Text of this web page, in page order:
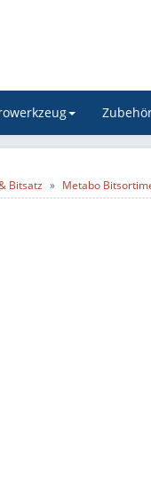
Bitsatz Metabo